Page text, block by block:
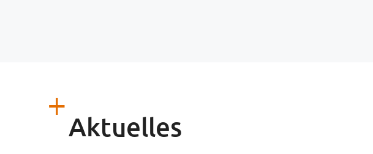
Aktuelles